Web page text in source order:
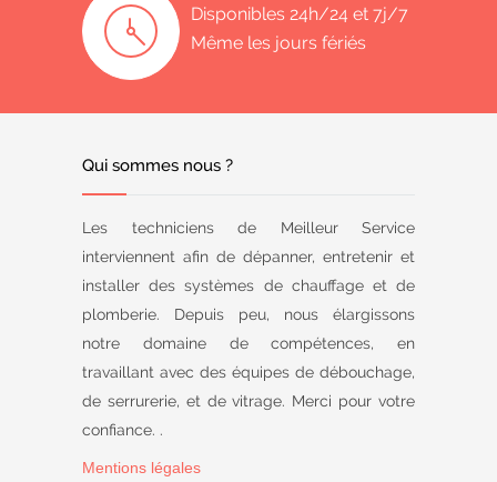
Disponibles 24h/24 et 7j/7
Même les jours fériés
Qui sommes nous ?
Les techniciens de Meilleur Service
interviennent afin de dépanner, entretenir et
installer des systèmes de chauffage et de
plomberie. Depuis peu, nous élargissons
notre domaine de compétences, en
travaillant avec des équipes de débouchage,
de serrurerie, et de vitrage. Merci pour votre
confiance. .
Mentions légales